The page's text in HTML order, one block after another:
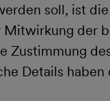
soll, ist
Mitwirkung der
Zustimmung
Details